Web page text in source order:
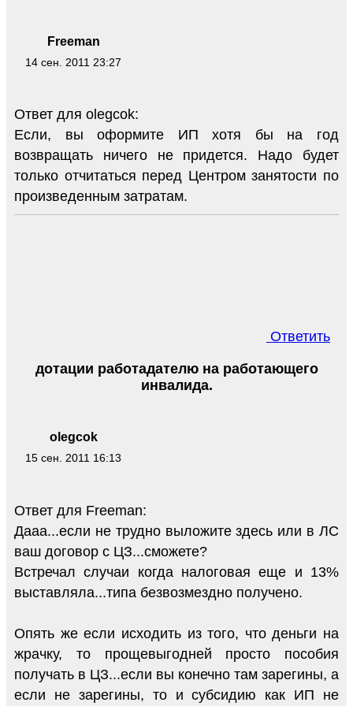
Freeman
14 сен. 2011 23:27
Ответ для olegcok:
Если, вы оформите ИП хотя бы на год
возвращать ничего не придется. Надо будет
только отчитаться перед Центром занятости по
произведенным затратам.
Ответить
olegcok
15 сен. 2011 16:13
дотации работадателю на работающего
инвалида.
Ответ для Freeman:
Дааа...если не трудно выложите здесь или в ЛС
ваш договор с ЦЗ...сможете?
Встречал случаи когда налоговая еще и 13%
выставляла...типа безвозмездно получено.
Опять же если исходить из того, что деньги на
жрачку, то прощевыгодней просто пособия
получать в ЦЗ...если вы конечно там зарегины, а
если не зарегины, то и субсидию как ИП не